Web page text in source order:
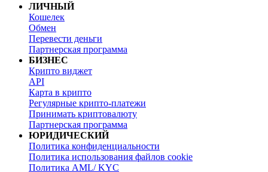
ЛИЧНЫЙ
Кошелек
Обмен
Перевести деньги
Партнерская программа
БИЗНЕС
Крипто виджет
API
Карта в крипто
Регулярные крипто-платежи
Принимать криптовалюту
Партнерская программа
ЮРИДИЧЕСКИЙ
Политика конфиденциальности
Политика использования файлов cookie
Политика AML/ KYC